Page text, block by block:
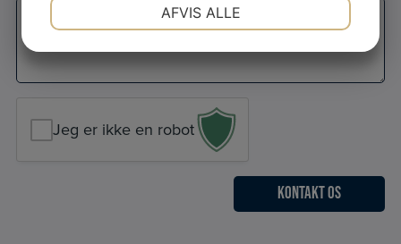
Besked
Jeg er ikke en robot
AFVIS ALLE